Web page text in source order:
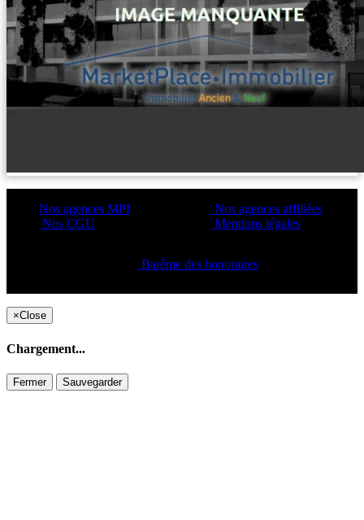
Nos agences MPI
Nos CGU
Nos agences affiliées
Mentions légales
Barême des honoraires
×Close
Chargement...
Fermer Sauvegarder